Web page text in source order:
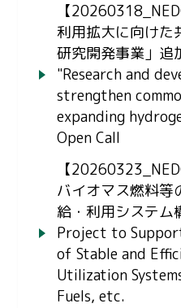
【
利用拡大に向けた
研究開発事業」追
"Research and
strengthen
expanding
Open Call
【
バイオマス燃料等
給・利用システム
Project to
of Stable and
Utilization
Fuels, etc.